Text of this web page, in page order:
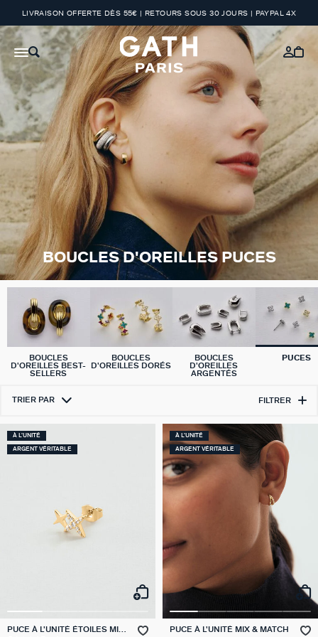
LIVRAISON OFFERTE DÈS 55€ | RETOURS SOUS 30 JOURS | PAYPAL 4X
BOUCLES D'OREILLES PUCES
BOUCLES
D'OREILLES BEST-
SELLERS
BOUCLES
D'OREILLES DORÉS
BOUCLES
D'OREILLES
ARGENTÉS
PUCES
TRIER PAR FILTRER
À L'UNITÉ
ARGENT VÉRITABLE
PUCE À L'UNITÉ ÉTOILES MIX
À L'UNITÉ
ARGENT VÉRITABLE
PUCE À L'UNITÉ MIX & MATCH